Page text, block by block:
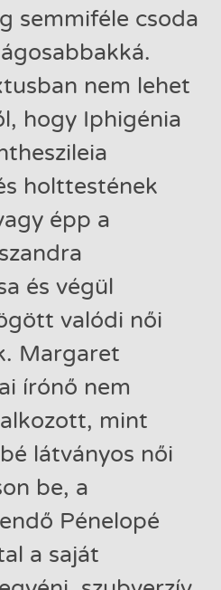
semmiféle csoda
nem lehet
hogy Iphigénia
holttestének
épp a
és végül
valódi női
Margaret
írónő nem
mint
látványos női
be, a
Pénelopé
a saját